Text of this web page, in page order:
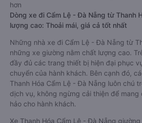
hơn
Dòng xe đi Cẩm Lệ - Đà Nẵng từ Thanh
lượng cao: Thoải mái, giá cả tốt nhất
Những nhà xe đi Cẩm Lệ - Đà Nẵng từ
những xe giường nằm chất lượng cao.
đầy đủ các trang thiết bị hiện đại phục
chuyển của hành khách. Bên cạnh đó,
Thanh Hóa Cẩm Lệ - Đà Nẵng luôn chú
dịch vụ, không ngừng cải thiện để mang
hảo cho hành khách.
Xe Thanh Hóa Cẩm Lệ - Đà Nẵng